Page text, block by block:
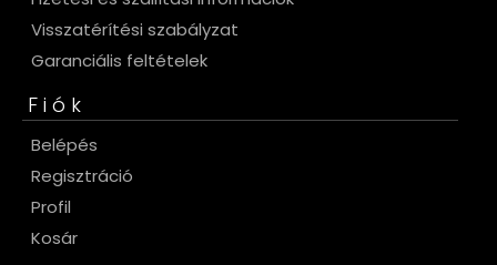
Visszatérítési szabályzat
Garanciális feltételek
Fiók
Belépés
Regisztráció
Profil
Kosár